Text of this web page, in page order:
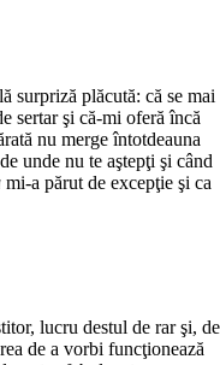
surpriză plăcută: că se mai
sertar şi că-mi oferă încă
nu merge întotdeauna
unde nu te aştepţi şi când
mi-a părut de excepţie şi ca
lucru destul de rar şi, de
de a vorbi funcţionează